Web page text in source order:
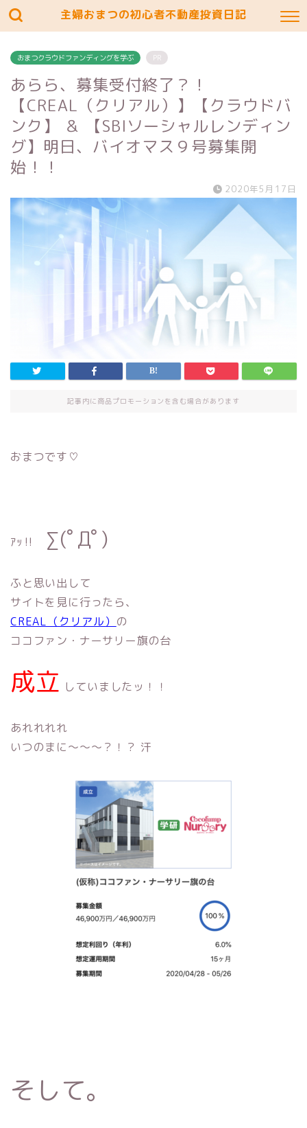
主婦おまつの初心者不動産投資日記
おまつクラウドファンディングを学ぶ PR
あらら、募集受付終了？！
【CREAL（クリアル）】【クラウドバ
ンク】 ＆ 【SBIソーシャルレンディン
グ】明日、バイオマス９号募集開
始！！
2020年5月17日
記事内に商品プロモーションを含む場合があります
おまつです♡
ｱｯ‼︎ ∑(ﾟДﾟ)
ふと思い出して
サイトを見に行ったら、
CREAL（クリアル） の
ココファン・ナーサリー旗の台
成立 していましたッ！！
あれれれれ
いつのまに〜〜〜？！？ 汗
そして。